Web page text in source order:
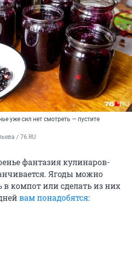
уже сил нет смотреть — пустите
/ 76.RU
фантазия кулинаров-
Ягоды можно
в компот или сделать из них
вам понадобятся: